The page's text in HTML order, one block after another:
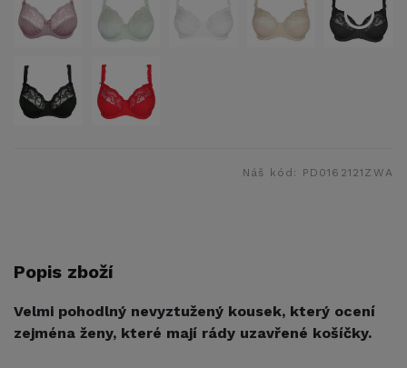
Náš kód: PD0162121ZWA
Popis zboží
Velmi pohodlný nevyztužený kousek, který ocení
zejména ženy, které mají rády uzavřené košíčky.